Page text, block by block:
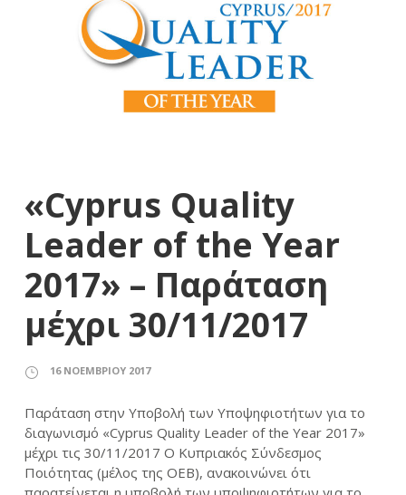
«Cyprus Quality
Leader of the Year
2017» – Παράταση
μέχρι 30/11/2017
16 ΝΟΕΜΒΡΊΟΥ 2017
Παράταση στην Υποβολή των Υποψηφιοτήτων για το
διαγωνισμό «Cyprus Quality Leader of the Year 2017»
μέχρι τις 30/11/2017 Ο Κυπριακός Σύνδεσμος
Ποιότητας (μέλος της ΟΕΒ), ανακοινώνει ότι